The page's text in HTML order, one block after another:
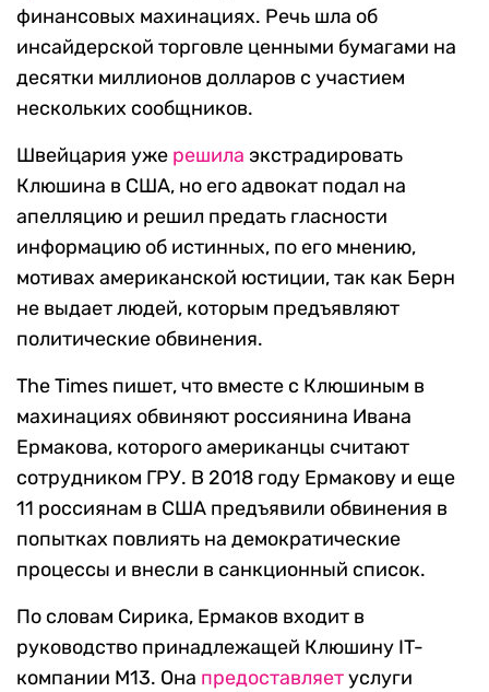
финансовых махинациях. Речь шла об
инсайдерской торговле ценными бумагами на
десятки миллионов долларов с участием
нескольких сообщников.
Швейцария уже решила экстрадировать
Клюшина в США, но его адвокат подал на
апелляцию и решил предать гласности
информацию об истинных, по его мнению,
мотивах американской юстиции, так как Берн
не выдает людей, которым предъявляют
политические обвинения.
The Times пишет, что вместе с Клюшиным в
махинациях обвиняют россиянина Ивана
Ермакова, которого американцы считают
сотрудником ГРУ. В 2018 году Ермакову и еще
11 россиянам в США предъявили обвинения в
попытках повлиять на демократические
процессы и внесли в санкционный список.
По словам Сирика, Ермаков входит в
руководство принадлежащей Клюшину IT-
компании М13. Она предоставляетуслуги